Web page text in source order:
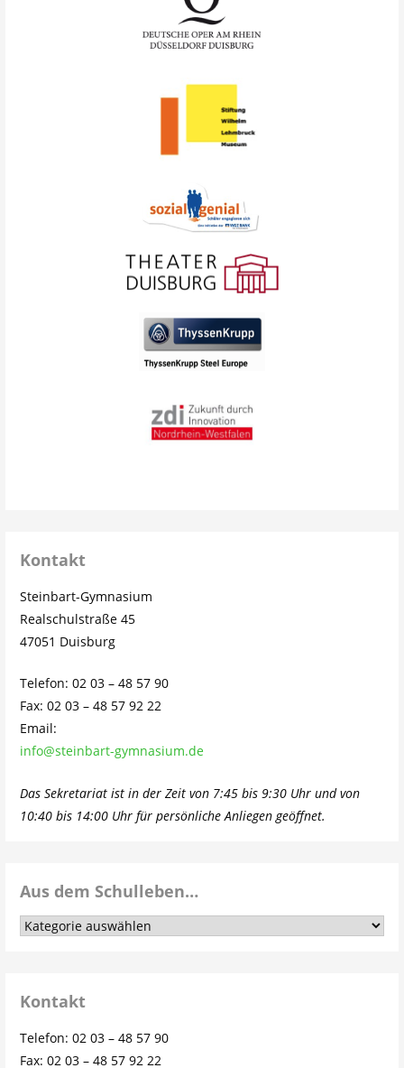
Kontakt
Steinbart-Gymnasium
Realschulstraße 45
47051 Duisburg
Telefon: 02 03 – 48 57 90
Fax: 02 03 – 48 57 92 22
Email:
info@steinbart-gymnasium.de
Das Sekretariat ist in der Zeit von 7:45 bis 9:30 Uhr und von
10:40 bis 14:00 Uhr für persönliche Anliegen geöffnet.
Aus dem Schulleben…
Aus
Kontakt
Telefon: 02 03 – 48 57 90
Fax: 02 03 – 48 57 92 22